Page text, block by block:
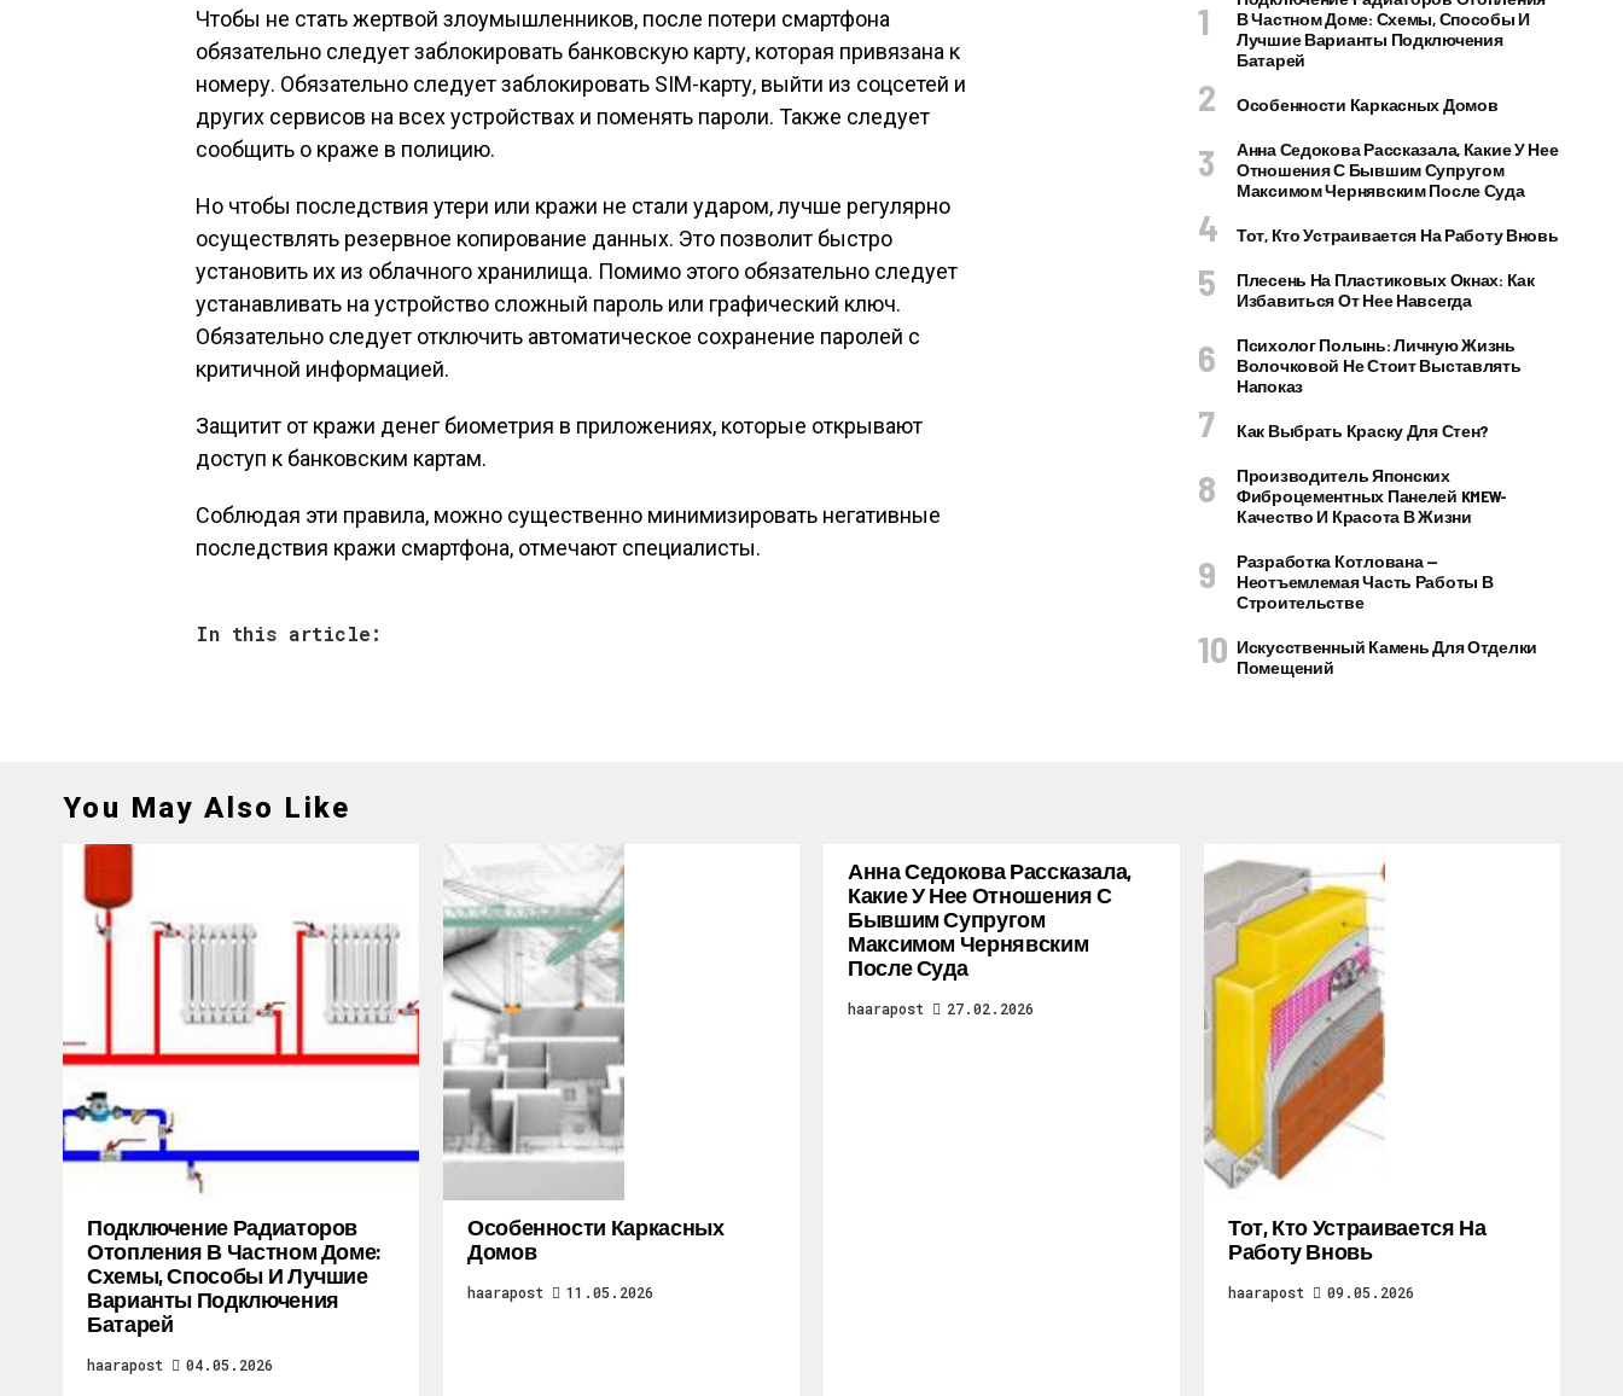
Чтобы не стать жертвой злоумышленников, после потери смартфона
обязательно следует заблокировать банковскую карту, которая привязана к
номеру. Обязательно следует заблокировать SIM-карту, выйти из соцсетей и
других сервисов на всех устройствах и поменять пароли. Также следует
сообщить о краже в полицию.
Но чтобы последствия утери или кражи не стали ударом, лучше регулярно
осуществлять резервное копирование данных. Это позволит быстро
установить их из облачного хранилища. Помимо этого обязательно следует
устанавливать на устройство сложный пароль или графический ключ.
Обязательно следует отключить автоматическое сохранение паролей с
критичной информацией.
Защитит от кражи денег биометрия в приложениях, которые открывают
доступ к банковским картам.
Соблюдая эти правила, можно существенно минимизировать негативные
последствия кражи смартфона, отмечают специалисты.
In this article:
В Частном Доме: Схемы, Способы И
Лучшие Варианты Подключения
Батарей
Особенности Каркасных Домов
Анна Седокова Рассказала, Какие У Нее
Отношения С Бывшим Супругом
Максимом Чернявским После Суда
Тот, Кто Устраивается На Работу Вновь
Плесень На Пластиковых Окнах: Как
Избавиться От Нее Навсегда
Психолог Полынь: Личную Жизнь
Волочковой Не Стоит Выставлять
Напоказ
Как Выбрать Краску Для Стен?
Производитель Японских
Фиброцементных Панелей KMEW-
Качество И Красота В Жизни
Разработка Котлована —
Неотъемлемая Часть Работы В
Строительстве
Искусственный Камень Для Отделки
Помещений
You May Also Like
Подключение Радиаторов
Отопления В Частном Доме:
Схемы, Способы И Лучшие
Варианты Подключения
Батарей
haarapost 04.05.2026
Особенности Каркасных
Домов
haarapost 11.05.2026
Анна Седокова Рассказала,
Какие У Нее Отношения С
Бывшим Супругом
Максимом Чернявским
После Суда
haarapost 27.02.2026
Тот, Кто Устраивается На
Работу Вновь
haarapost 09.05.2026